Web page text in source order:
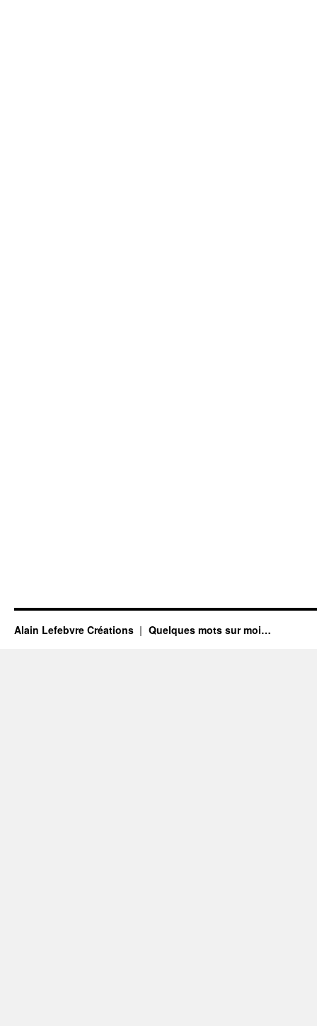
Alain Lefebvre Créations Quelques mots sur moi…